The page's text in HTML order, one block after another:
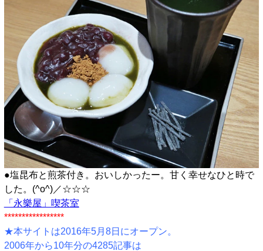
●塩昆布と煎茶付き。おいしかったー。甘く幸せなひと時で
した。(^o^)／☆☆☆
「永樂屋」喫茶室
*****************
★本サイトは2016年5月8日にオープン。
2006年から10年分の4285記事は